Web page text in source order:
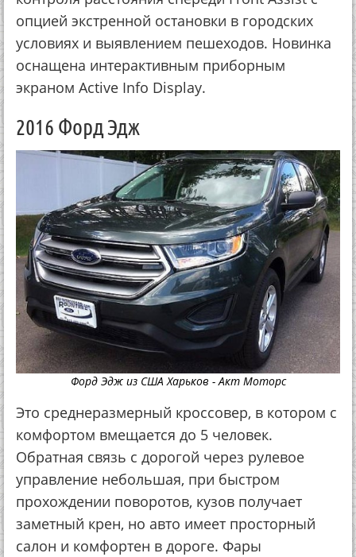
опцией экстренной остановки в городских
условиях и выявлением пешеходов. Новинка
оснащена интерактивным приборным
экраном Active Info Display.
2016 Форд Эдж
Форд Эдж из США Харьков - Акт Моторс
Это среднеразмерный кроссовер, в котором с
комфортом вмещается до 5 человек.
Обратная связь с дорогой через рулевое
управление небольшая, при быстром
прохождении поворотов, кузов получает
заметный крен, но авто имеет просторный
салон и комфортен в дороге. Фары